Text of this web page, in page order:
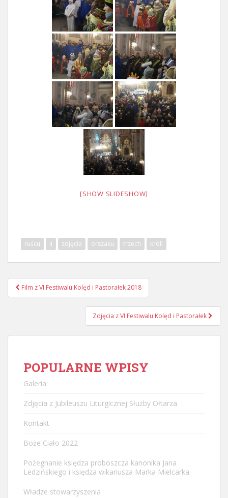
[SHOW SLIDESHOW]
ruścu ii zdjęcia orszaku trzech króli
Nawigacja
postu
Film z VI Festiwalu Kolęd i Pastorałek 2018
Zdjęcia z VI Festiwalu Kolęd i Pastorałek
POPULARNE WPISY
Galeria
Zdjęcia z Jubileuszu Liturgicznej Służby Ołtarza
Kontakt
Boże Ciało 2022
Pożegnanie księdza proboszcza kanonika Jana
Ledzińskiego i księdza wikariusza Marka Mielcarka
Władze stowarzyszenia